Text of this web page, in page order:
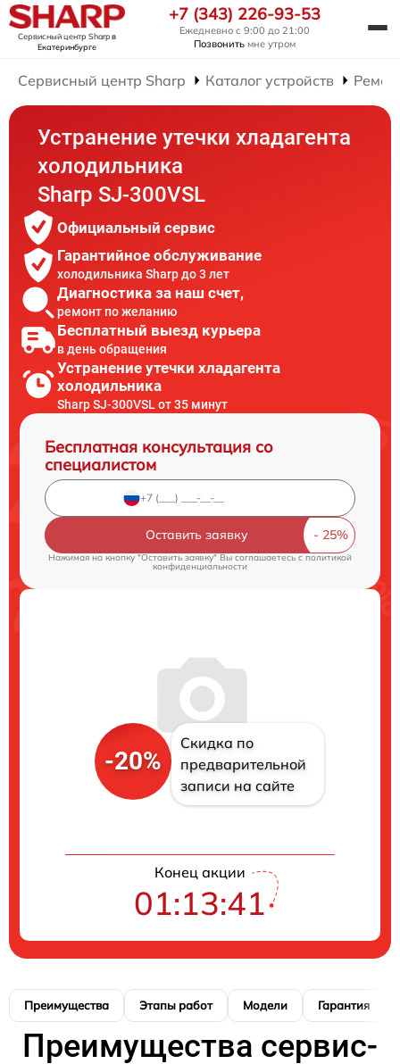
Сервисный центр Sharpв
Екатеринбурге
+7 (343) 226-93-53
Ежедневно с 9:00 до 21:00
Позвонить мне утром
Сервисный центр Sharp Каталог устройств
Устранение утечки хладагента
холодильника
Sharp SJ-300VSL
Официальный сервис
Гарантийное обслуживание
холодильника Sharp до 3 лет
Диагностика за наш счет,
ремонт по желанию
Бесплатный выезд курьера
в день обращения
Устранение утечки хладагента
холодильника
Sharp SJ-300VSL от 35 минут
Бесплатная консультация со
специалистом
Оставить заявку
Нажимая на кнопку "Оставить заявку" Вы соглашаетесь cполитикой
конфиденциальности
-20%
Скидка по
предварительной
записи на сайте
Конец акции
01:13:41
Преимущества Этапы работ Модели Гарантия
Преимущества сервис-